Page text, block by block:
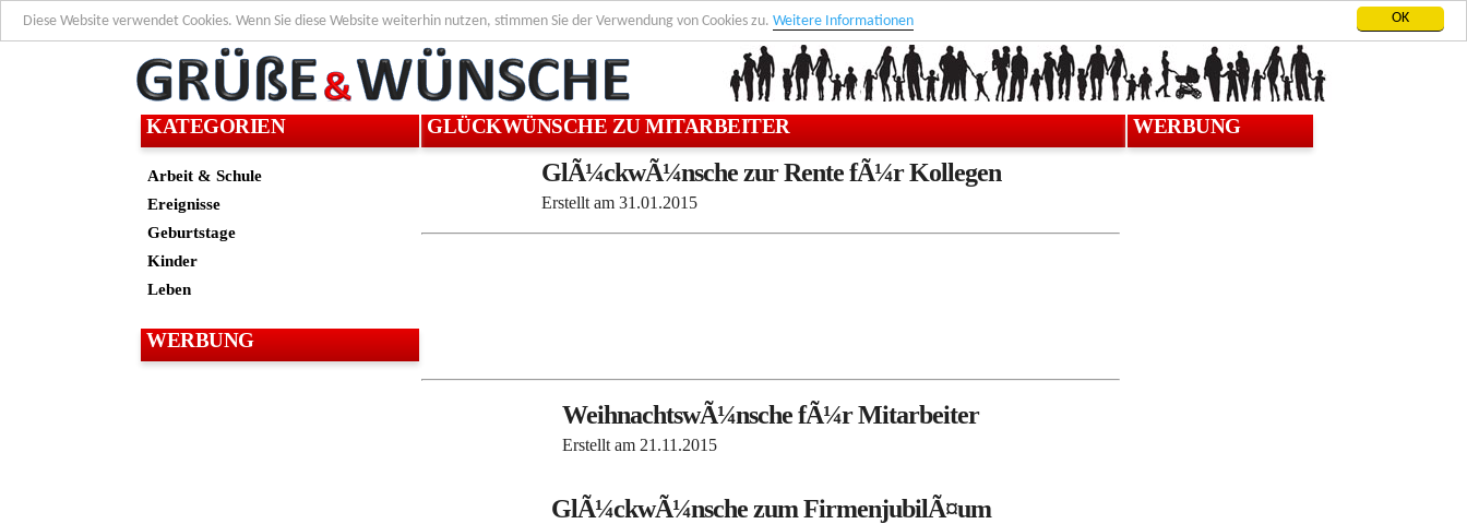
OK
Diese Website verwendet Cookies. Wenn Sie diese Website weiterhin nutzen, stimmen Sie der Verwendung von Cookies zu. Weitere Informationen
KATEGORIEN
Arbeit & Schule
Ereignisse
Geburtstage
Kinder
Leben
WERBUNG
GLÜCKWÜNSCHE ZU MITARBEITER
GlÃ¼ckwÃ¼nsche zur Rente fÃ¼r Kollegen
Erstellt am 31.01.2015
WeihnachtswÃ¼nsche fÃ¼r Mitarbeiter
Erstellt am 21.11.2015
GlÃ¼ckwÃ¼nsche zum FirmenjubilÃ¤um
WERBUNG